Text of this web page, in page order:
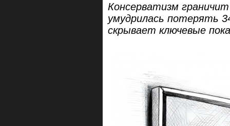
Консерватизм
умудрилась потерять
скрывает ключевые